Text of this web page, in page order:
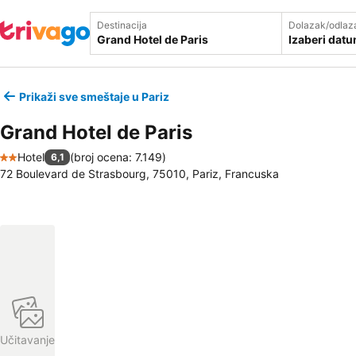
Destinacija Dolazak/
Izaberi
Prikaži sve smeštaje u Pariz
Grand Hotel de Paris
2 Zvezdice
Hotel 6,1 (broj ocena: 7.149)
72 Boulevard de Strasbourg, 75010, Pariz, Francuska
Učitavanje